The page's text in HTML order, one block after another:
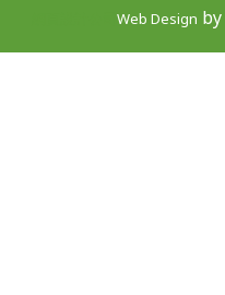
Web Design by